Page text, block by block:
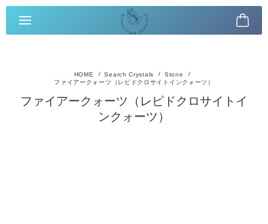
Search Crystals
Stone
ファイアークォーツ（レピドクロサイトインクォーツ）
ファイアークォーツ（レピドクロサイトイ
ンクォーツ）